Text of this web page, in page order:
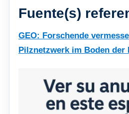
Fuente(s)
GEO: Forschende
Pilznetzwerk im Boden der